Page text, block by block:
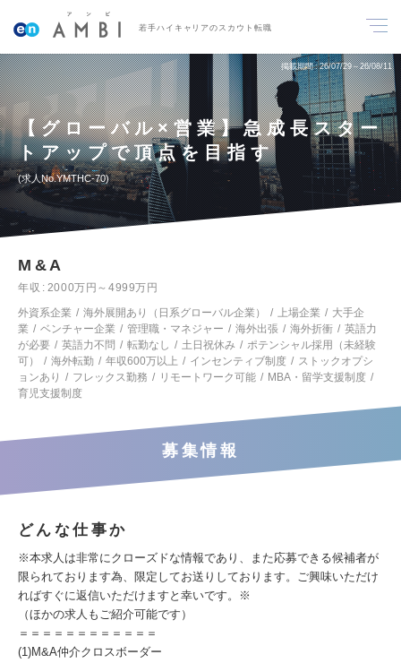
若手ハイキャリアのスカウト転職
掲載期間 26/07/29～26/08/11
【グローバル×営業】急成長スター
トアップで頂点を目指す
求人No.YMTHC-70
M&A
年収
2000万円～4999万円
外資系企業
海外展開あり（日系グローバル企業） 上場企業
大手企
業
ベンチャー企業 管理職・マネジャー 海外出張 海外折衝
英語力
が必要
英語力不問 転勤なし 土日祝休み
ポテンシャル採用（未経験
可）
海外転勤 年収600万以上 インセンティブ制度
ストックオプシ
ョンあり
フレックス勤務 リモートワーク可能
MBA・留学支援制度
育児支援制度
募集情報
どんな仕事か
※本求人は非常にクローズドな情報であり、また応募できる候補者が
限られております為、限定してお送りしております。ご興味いただけ
ればすぐに返信いただけますと幸いです。※
（ほかの求人もご紹介可能です）
＝＝＝＝＝＝＝＝＝＝＝＝
(1)M&A仲介クロスボーダー